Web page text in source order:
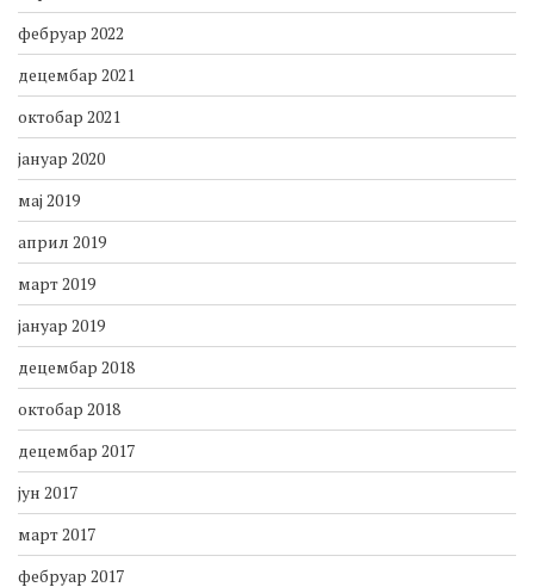
мај 2022
април 2022
фебруар 2022
децембар 2021
октобар 2021
јануар 2020
мај 2019
април 2019
март 2019
јануар 2019
децембар 2018
октобар 2018
децембар 2017
јун 2017